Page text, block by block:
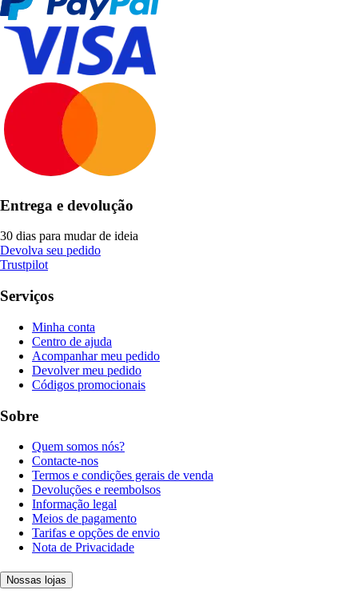
Entrega e devolução
30 dias para mudar de ideia
Devolva seu pedido
Trustpilot
Serviços
Minha conta
Centro de ajuda
Acompanhar meu pedido
Devolver meu pedido
Códigos promocionais
Sobre
Quem somos nós?
Contacte-nos
Termos e condições gerais de venda
Devoluções e reembolsos
Informação legal
Meios de pagamento
Tarifas e opções de envio
Nota de Privacidade
Nossas lojas